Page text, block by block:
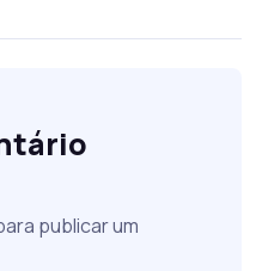
publicar um